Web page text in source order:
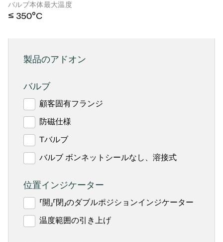
バルブ本体最大温度
≤ 350°C
製品のアドオン
バルブ
顧客固有フランジ
防磁仕様
Tバルブ
バルブ ボンネットシールなし、溶接式
位置インジケーター
「開」「閉」のダブルポジションインジケーター
温度範囲の引き上げ